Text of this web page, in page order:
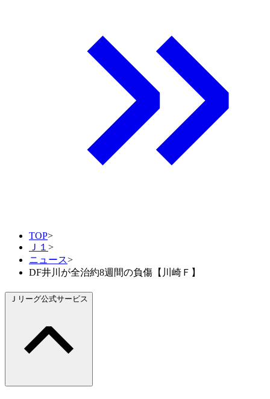
TOP>
Ｊ１ >
ニュース>
DF井川が全治約8週間の負傷【川崎Ｆ】
Ｊリーグ公式サービス